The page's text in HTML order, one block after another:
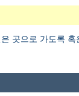
곳으로 가도록